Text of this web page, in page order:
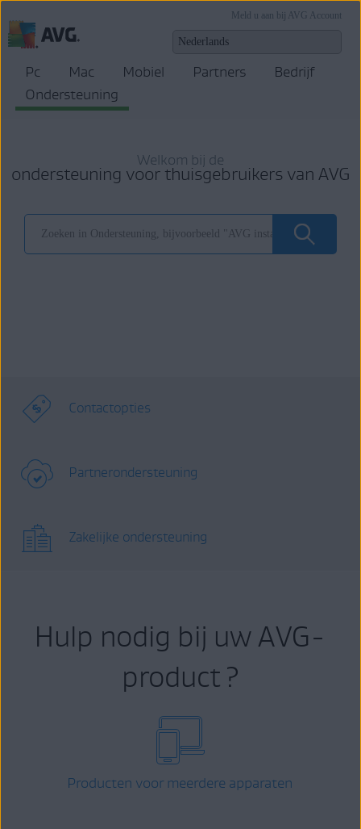
Meld u aan bij AVG Account
Pc Mac Mobiel Partners
Bedrijf
Ondersteuning
Welkom bij de
ondersteuning voor thuisgebruikers van AVG
Contactopties
Partnerondersteuning
Zakelijke ondersteuning
Hulp nodig bij uw AVG-
product ?
Producten voor meerdere apparaten